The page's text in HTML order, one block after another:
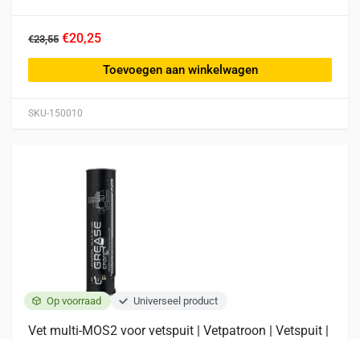
SKU-150010
€23,55 €20,25
Toevoegen aan winkelwagen
Op voorraad Universeel product
Vet multi-MOS2 voor vetspuit | Vetpatroon | Vetspuit |